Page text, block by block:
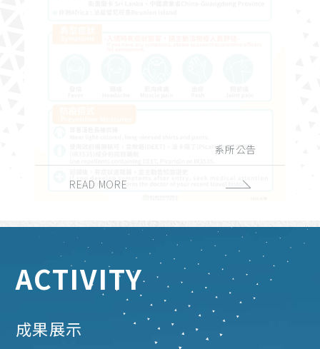
READ MORE
系所公告
READ MORE
課務公告
READ MORE
演講與學術活動
READ MORE
校外活動
READ MORE
校內活動
READ MORE
實習與徵才
READ MORE
獎學金公告
READ MORE
榮譽榜
READ MORE
招生公告
ACTIVITY
成果展示